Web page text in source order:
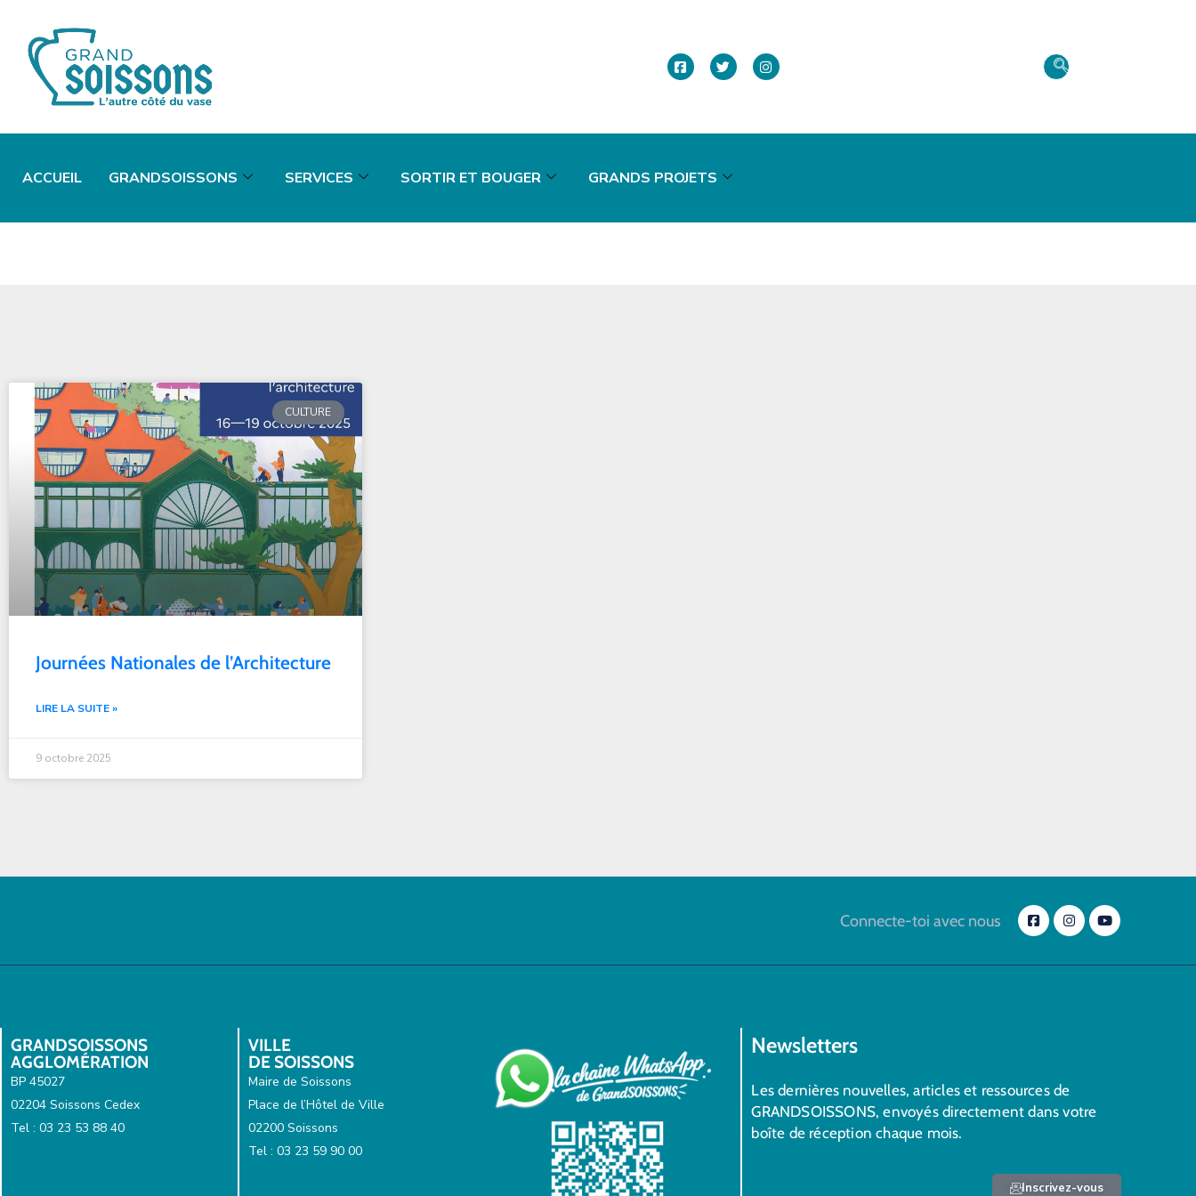
ACCUEIL GRANDSOISSONS SERVICES SORTIR ET BOUGER GRANDS PROJETS
CULTURE
Journées Nationales de l’Architecture
LIRE LA SUITE »
9 octobre 2025
Connecte-toi avec nous
GRANDSOISSONS
AGGLOMÉRATION
BP 45027
02204 Soissons Cedex
Tel : 03 23 53 88 40
VILLE
DE SOISSONS
Maire de Soissons
Place de l’Hôtel de Ville
02200 Soissons
Tel : 03 23 59 90 00
Newsletters
Les dernières nouvelles, articles et ressources de
GRANDSOISSONS, envoyés directement dans votre
boîte de réception chaque mois.
Inscrivez-vous